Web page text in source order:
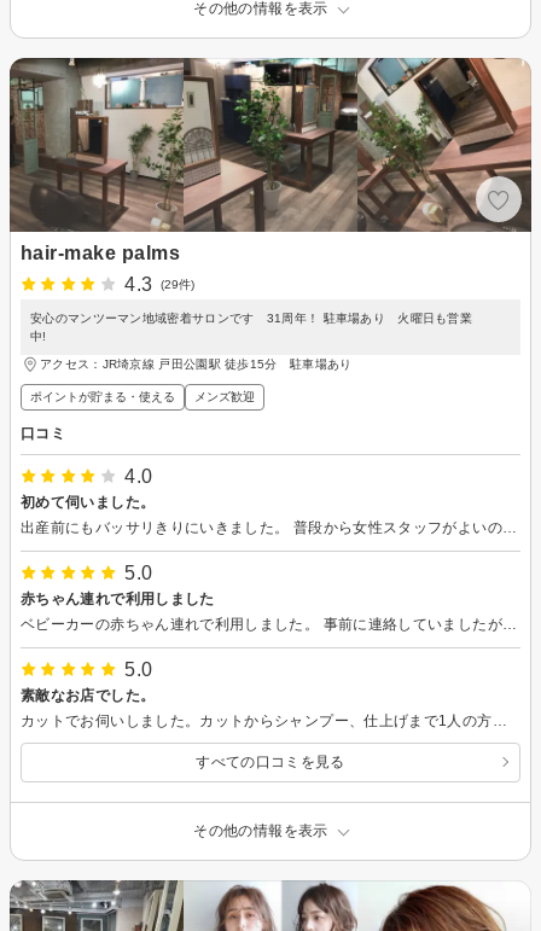
その他の情報を表示
hair-make palms
4.3
(29件)
安心のマンツーマン地域密着サロンです 31周年！ 駐車場あり 火曜日も営業
中!
アクセス：JR埼京線 戸田公園駅 徒歩15分 駐車場あり
ポイントが貯まる・使える メンズ歓迎
口コミ
4.0
初めて伺いました。
出産前にもバッサリきりにいきました。 普段から女性スタッフがよいので、ちょうど女性の方担当で良かったです。 接客もつかず離れずで程よい距離感。 ヘアスタイルも希望に沿って満足の仕上がりでした！ またシャンプー後のマッサージがお上手でとても気持ちよかったです。 また伺いたいと思います。
5.0
赤ちゃん連れで利用しました
ベビーカーの赤ちゃん連れで利用しました。 事前に連絡していましたがスムーズに席まで案内していただき、途中子供が泣いてしまったときも嫌な顔せず、「これが終わったらケープ外すので抱っこしていいですよ」や「飲み物は温かいと危ないので冷たいのにしますか？」など細やかに配慮していただきました。 施術も普段の手入れやカラーの色落ちなど相談して進めて頂きました。 また利用させていただきます。
5.0
素敵なお店でした。
すべての口コミを見る
その他の情報を表示